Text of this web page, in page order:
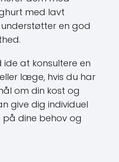
med lavt
en god
at konsultere en
læge, hvis du har
om din kost og
give dig individuel
dine behov og